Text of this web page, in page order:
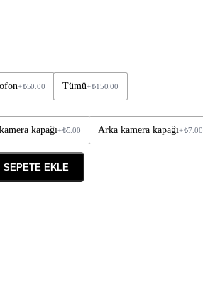
+₺50.00 Tümü+₺150.00
kapağı+₺5.00 Arka kamera kapağı+₺7.00
SEPETE EKLE